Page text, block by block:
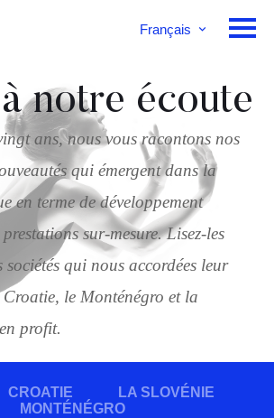
Français
notre écoute
ans, nous vous racontons nos
qui émergent dans la
en terme de développement
sur-mesure. Lisez-les
sociétés qui nous accordées leur
le Monténégro et la
profit.
CROATIE
LA SLOVÉNIE
MONTÉNÉGRO